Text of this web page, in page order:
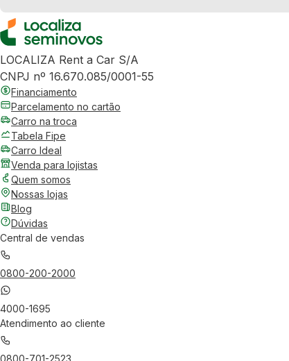
LOCALIZA Rent a Car S/A
CNPJ nº 16.670.085/0001-55
Financiamento
Parcelamento no cartão
Carro na troca
Tabela Fipe
Carro Ideal
Venda para lojistas
Quem somos
Nossas lojas
Blog
Dúvidas
Central de vendas
0800-200-2000
4000-1695
Atendimento ao cliente
0800-701-2523